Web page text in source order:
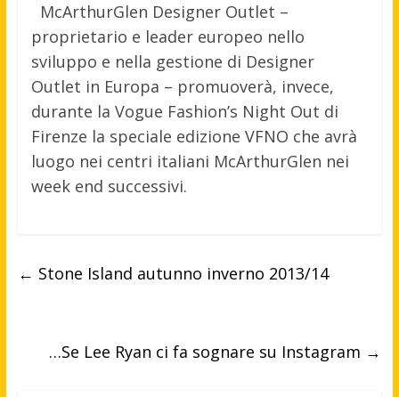
McArthurGlen Designer Outlet –
proprietario e leader europeo nello
sviluppo e nella gestione di Designer
Outlet in Europa – promuoverà, invece,
durante la Vogue Fashion’s Night Out di
Firenze la speciale edizione VFNO che avrà
luogo nei centri italiani McArthurGlen nei
week end successivi.
← Stone Island autunno inverno 2013/14
…Se Lee Ryan ci fa sognare su Instagram →